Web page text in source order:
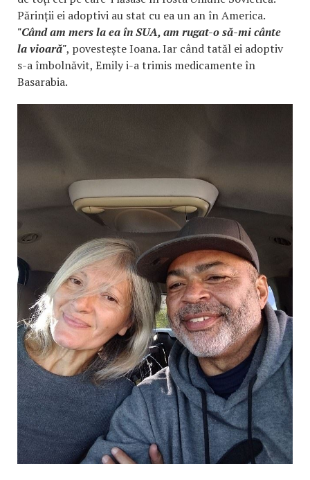
Părinții ei adoptivi au stat cu ea un an în America.
"Când am mers la ea în SUA, am rugat-o să-mi cânte
la vioară", povestește Ioana. Iar când tatăl ei adoptiv
s-a îmbolnăvit, Emily i-a trimis medicamente în
Basarabia.